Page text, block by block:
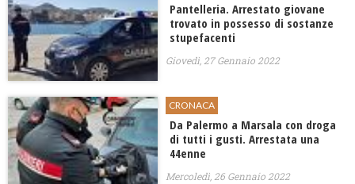
Pantelleria. Arrestato giovane
trovato in possesso di sostanze
stupefacenti
Giovedì, 27 Gennaio 2022
CRONACA
Da Palermo a Marsala con droga
di tutti i gusti. Arrestata una
44enne
Mercoledì, 26 Gennaio 2022